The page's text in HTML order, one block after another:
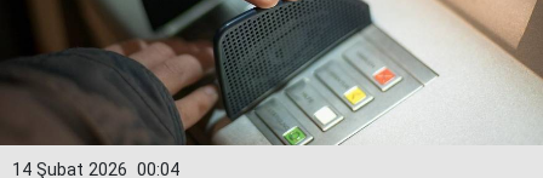
00:04
14 Şubat 2026